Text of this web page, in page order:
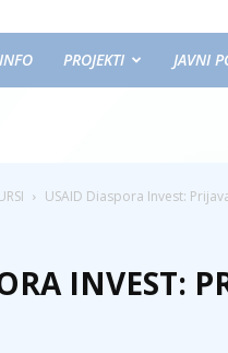
INFO PROJEKTI JAVNI
USAID Diaspora Invest:
INVEST: